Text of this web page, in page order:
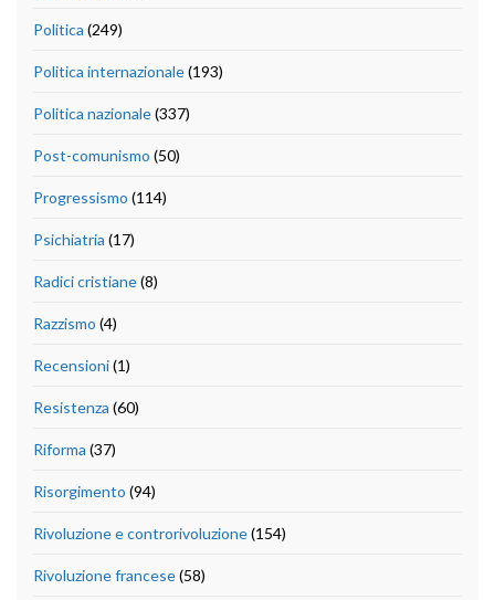
Politica (249)
Politica internazionale(193)
Politica nazionale(337)
Post-comunismo (50)
Progressismo (114)
Psichiatria (17)
Radici cristiane(8)
Razzismo (4)
Recensioni(1)
Resistenza (60)
Riforma (37)
Risorgimento (94)
Rivoluzione e controrivoluzione(154)
Rivoluzione francese(58)